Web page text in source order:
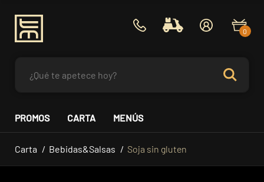
0
PROMOS CARTA MENÚS
Carta Bebidas&Salsas Soja sin gluten